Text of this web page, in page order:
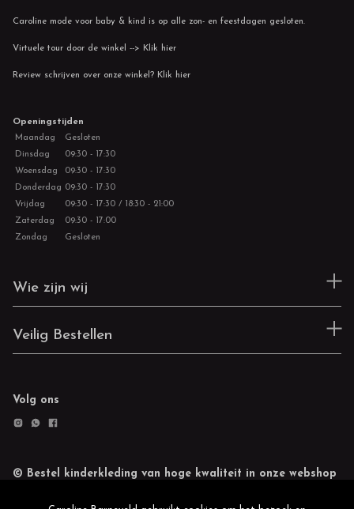
Caroline mode voor baby & kind is op alle zon- en feestdagen gesloten.
Virtuele tour door de winkel --> Klik hier
Review schrijven over onze winkel? Klik hier
Openingstijden
Maandag
Gesloten
Dinsdag
09:30 - 17:30
Woensdag
09:30 - 17:30
Donderdag 09:30 - 17:30
Vrijdag
09:30 - 17:30 / 18:30 - 21:00
Zaterdag
09:30 - 17:00
Zondag
Gesloten
Wie zijn wij
Veilig Bestellen
Volg ons
© Bestel kinderkleding van hoge kwaliteit in onze webshop